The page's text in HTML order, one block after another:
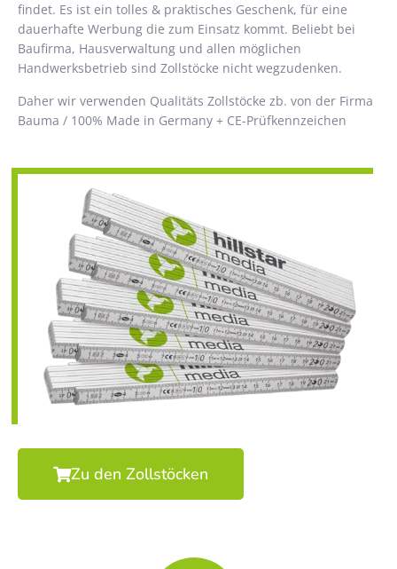
findet. Es ist ein tolles & praktisches Geschenk, für eine
dauerhafte Werbung die zum Einsatz kommt. Beliebt bei
Baufirma, Hausverwaltung und allen möglichen
Handwerksbetrieb sind Zollstöcke nicht wegzudenken.
Daher wir verwenden Qualitäts Zollstöcke zb. von der Firma
Bauma / 100% Made in Germany + CE-Prüfkennzeichen
Zu den Zollstöcken